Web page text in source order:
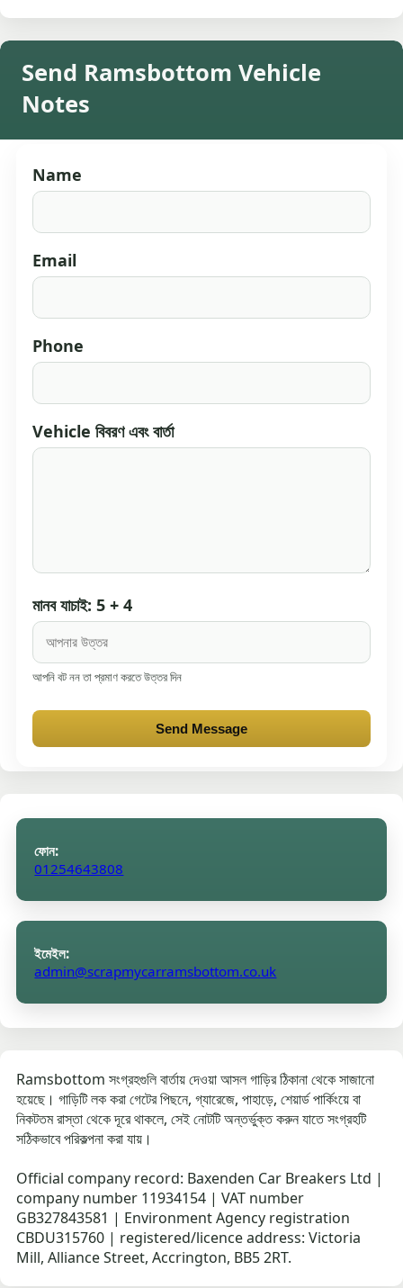
Send Ramsbottom Vehicle
Notes
Name
Email
Phone
Vehicle বিবরণ এবং বার্তা
মানব যাচাই: 5 + 4
আপনি বট নন তা প্রমাণ করতে উত্তর দিন
Send Message
ফোন:
01254643808
ইমেইল:
admin@scrapmycarramsbottom.co.uk
Ramsbottom সংগ্রহগুলি বার্তায় দেওয়া আসল গাড়ির ঠিকানা থেকে সাজানো
হয়েছে। গাড়িটি লক করা গেটের পিছনে, গ্যারেজে, পাহাড়ে, শেয়ার্ড পার্কিংয়ে বা
নিকটতম রাস্তা থেকে দূরে থাকলে, সেই নোটটি অন্তর্ভুক্ত করুন যাতে সংগ্রহটি
সঠিকভাবে পরিকল্পনা করা যায়।
Official company record: Baxenden Car Breakers Ltd |
company number 11934154 | VAT number
GB327843581 | Environment Agency registration
CBDU315760 | registered/licence address: Victoria
Mill, Alliance Street, Accrington, BB5 2RT.